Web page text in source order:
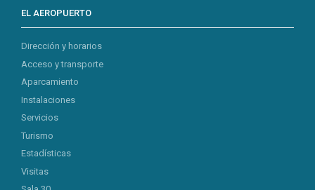
EL AEROPUERTO
Dirección y horarios
Acceso y transporte
Aparcamiento
Instalaciones
Servicios
Turismo
Estadísticas
Visitas